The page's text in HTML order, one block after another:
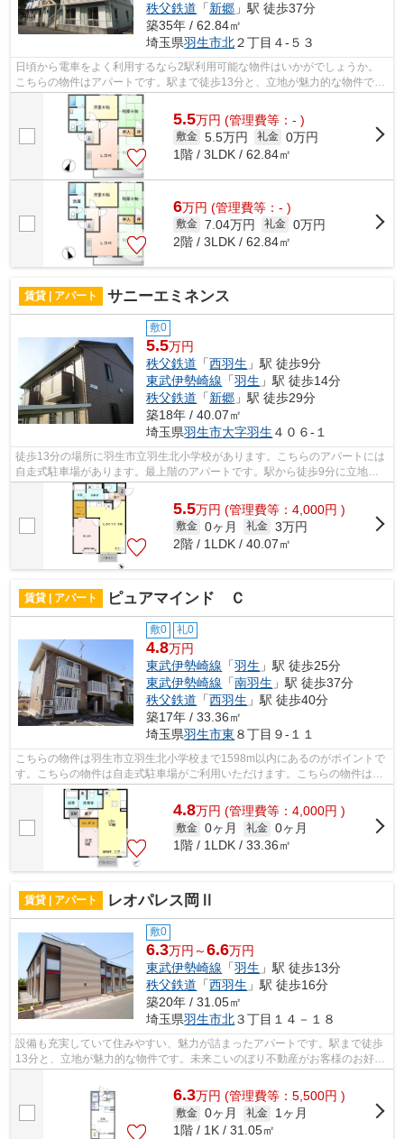
秩父鉄道 「新郷 」駅 徒歩37分
築35年 / 62.84㎡
埼玉県羽生市北２丁目４-５３
日頃から電車をよく利用するなら2駅利用可能な物件はいかがでしょうか。
こちらの物件はアパートです。駅まで徒歩13分と、立地が魅力的な物件で
す。未来こいのぼり不動産なら、羽生市エ...
5.5万円 (管理費等：- )
敷金 5.5万円 礼金 0万円
1階 / 3LDK / 62.84㎡
6万円 (管理費等：- )
敷金 7.04万円 礼金 0万円
2階 / 3LDK / 62.84㎡
賃貸 | アパート サニーエミネンス
敷0
5.5万円
秩父鉄道 「西羽生 」駅 徒歩9分
東武伊勢崎線 「羽生 」駅 徒歩14分
秩父鉄道 「新郷 」駅 徒歩29分
築18年 / 40.07㎡
埼玉県羽生市大字羽生 ４０６-１
徒歩13分の場所に羽生市立羽生北小学校があります。こちらのアパートには
自走式駐車場があります。最上階のアパートです。駅から徒歩9分に立地す
る物件です。未来こいのぼり不動産には...
5.5万円 (管理費等：4,000円 )
敷金 0ヶ月 礼金 3万円
2階 / 1LDK / 40.07㎡
賃貸 | アパート ピュアマインド Ｃ
敷0 礼0
4.8万円
東武伊勢崎線 「羽生 」駅 徒歩25分
東武伊勢崎線 「南羽生 」駅 徒歩37分
秩父鉄道 「西羽生 」駅 徒歩40分
築17年 / 33.36㎡
埼玉県羽生市東 ８丁目９-１１
こちらの物件は羽生市立羽生北小学校まで1598m以内にあるのがポイントで
す。こちらの物件は自走式駐車場がご利用いただけます。こちらの物件はア
パートです。未来こいのぼり不動産には...
4.8万円 (管理費等：4,000円 )
敷金 0ヶ月 礼金 0ヶ月
1階 / 1LDK / 33.36㎡
賃貸 | アパート レオパレス岡Ⅱ
敷0
6.3万円～6.6万円
東武伊勢崎線 「羽生 」駅 徒歩13分
秩父鉄道 「西羽生 」駅 徒歩16分
築20年 / 31.05㎡
埼玉県羽生市北３丁目１４－１８
設備も充実していて住みやすい、魅力が詰まったアパートです。駅まで徒歩
13分と、立地が魅力的な物件です。未来こいのぼり不動産がお客様のお好み
のお部屋を見つけます。羽生周辺の物...
6.3万円 (管理費等：5,500円 )
敷金 0ヶ月 礼金
1ヶ月
1階 / 1K / 31.05㎡